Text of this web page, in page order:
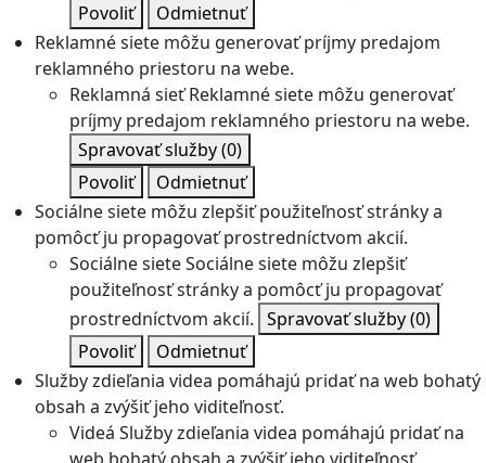
Povoliť
Odmietnuť
Reklamné siete môžu generovať príjmy predajom
reklamného priestoru na webe.
Reklamná sieť Reklamné siete môžu generovať
príjmy predajom reklamného priestoru na webe.
Spravovať služby(0)
Povoliť
Odmietnuť
Sociálne siete môžu zlepšiť použiteľnosť stránky a
pomôcť ju propagovať prostredníctvom akcií.
Sociálne sieteSociálne siete môžu zlepšiť
použiteľnosť stránky a pomôcť ju propagovať
prostredníctvom akcií. Spravovať služby(0)
Povoliť
Odmietnuť
Služby zdieľania videa pomáhajú pridať na web bohatý
obsah a zvýšiť jeho viditeľnosť.
Videá Služby zdieľania videa pomáhajú pridať na